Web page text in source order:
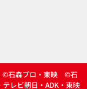
©石森プロ・東映 ©石
レビ朝日・ADK・東映